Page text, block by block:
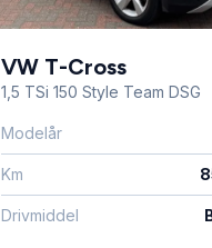
VW T-Cross
1,5 TSi 150 Style Team DSG
Modelår
Km
Drivmiddel